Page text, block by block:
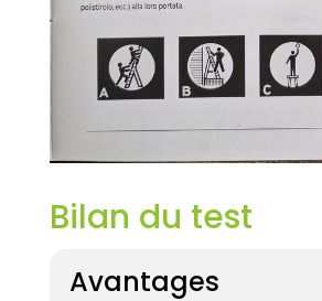
Bilan du test
Avantages